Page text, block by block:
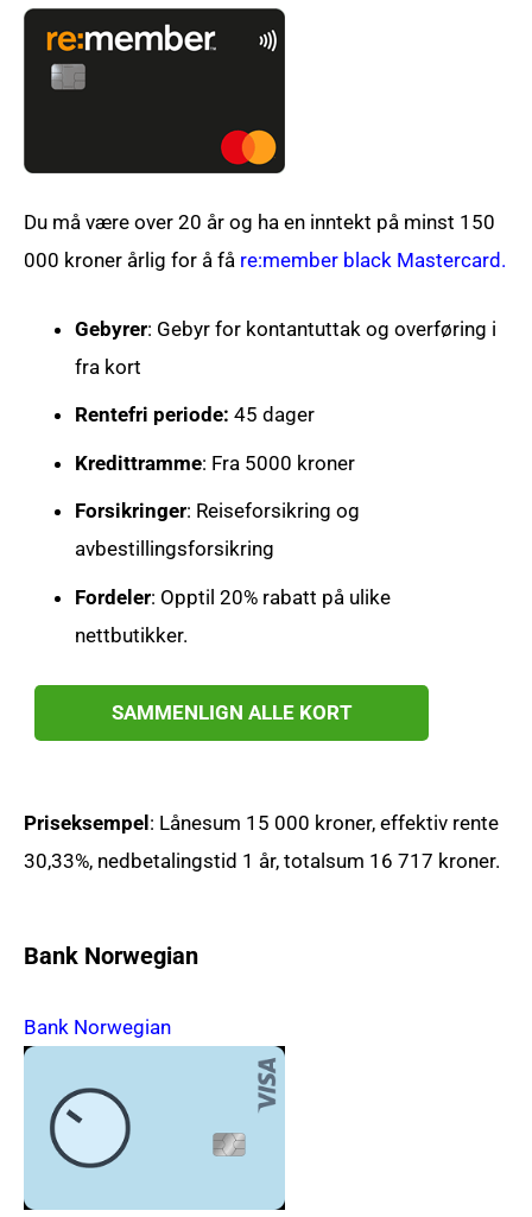
Du må være over 20 år og ha en inntekt på minst 150
000 kroner årlig for å få re:member black Mastercard.
Gebyrer: Gebyr for kontantuttak og overføring i
fra kort
Rentefri periode: 45 dager
Kredittramme: Fra 5000 kroner
Forsikringer: Reiseforsikring og
avbestillingsforsikring
Fordeler: Opptil 20% rabatt på ulike
nettbutikker.
SAMMENLIGN ALLE KORT
Priseksempel : Lånesum 15 000 kroner, effektiv rente
30,33%, nedbetalingstid 1 år, totalsum 16 717 kroner.
Bank Norwegian
Bank Norwegian